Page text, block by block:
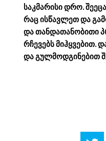
საკმარისი დრო.
რაც ისწავლეთ და
და თანდათანობითი
რჩევებს მიჰყვებით.
და გულმოდგინებით